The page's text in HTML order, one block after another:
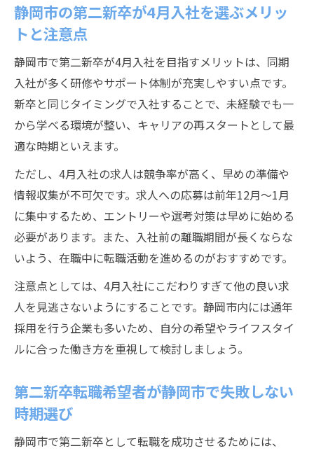
静岡市の第二新卒が4月入社を選ぶメリッ
トと注意点
静岡市で第二新卒が4月入社を目指すメリットは、同期
入社が多く研修やサポート体制が充実しやすい点です。
新卒と同じタイミングで入社することで、未経験でも一
から学べる環境が整い、キャリアの再スタートとして最
適な時期といえます。
ただし、4月入社の求人は競争率が高く、早めの準備や
情報収集が不可欠です。求人への応募は前年12月～1月
に集中するため、エントリーや選考対策は早めに始める
必要があります。また、入社前の離職期間が長くならな
いよう、在職中に転職活動を進めるのがおすすめです。
注意点としては、4月入社にこだわりすぎて他の良い求
人を見逃さないようにすることです。静岡市内には通年
採用を行う企業も多いため、自分の希望やライフスタイ
ルに合った働き方を重視して検討しましょう。
第二新卒転職希望者が静岡市で失敗しない
時期選び
静岡市で第二新卒として転職を成功させるためには、